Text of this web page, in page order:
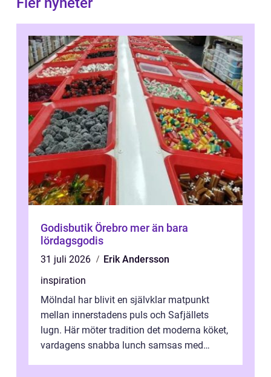
Godisbutik Örebro mer än bara
lördagsgodis
31 juli 2026
Erik Andersson
inspiration
Mölndal har blivit en självklar matpunkt
mellan innerstadens puls och Safjällets
lugn. Här möter tradition det moderna köket,
vardagens snabba lunch samsas med